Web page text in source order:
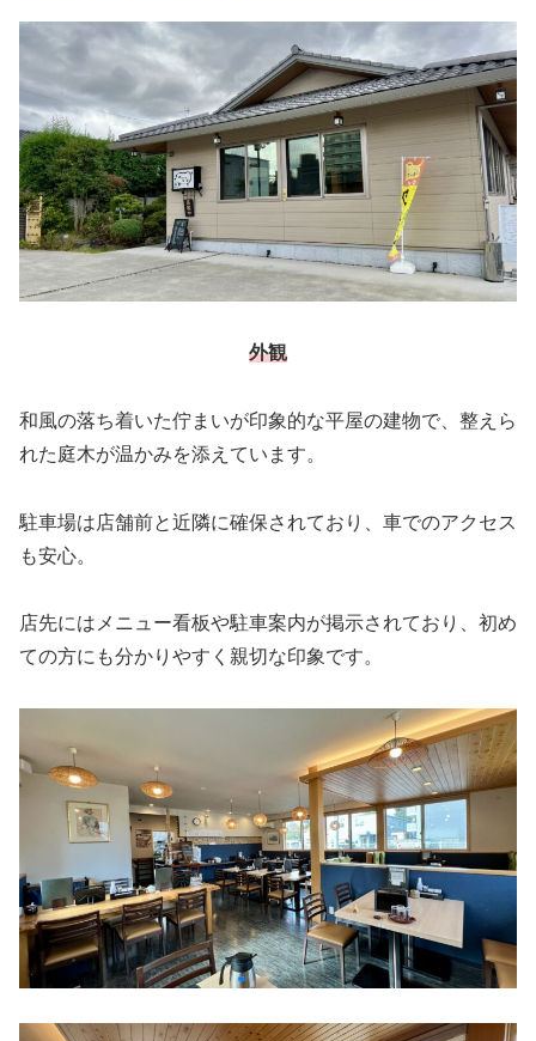
外観
和風の落ち着いた佇まいが印象的な平屋の建物で、整えら
れた庭木が温かみを添えています。
駐車場は店舗前と近隣に確保されており、車でのアクセス
も安心。
店先にはメニュー看板や駐車案内が掲示されており、初め
ての方にも分かりやすく親切な印象です。